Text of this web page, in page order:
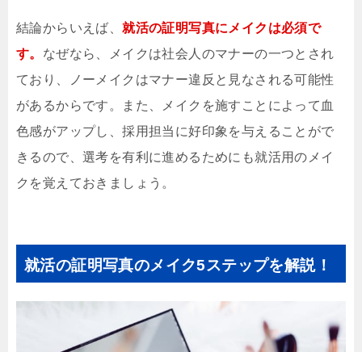
結論からいえば、就活の証明写真にメイクは必須で
す。 なぜなら、メイクは社会人のマナーの一つとされ
ており、ノーメイクはマナー違反と見なされる可能性
があるからです。また、メイクを施すことによって血
色感がアップし、採用担当に好印象を与えることがで
きるので、選考を有利に進めるためにも就活用のメイ
クを覚えておきましょう。
就活の証明写真のメイク5ステップを解説！